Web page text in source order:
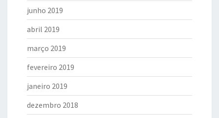
junho 2019
abril 2019
março 2019
fevereiro 2019
janeiro 2019
dezembro 2018